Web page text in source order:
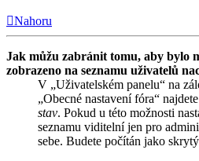
Nahoru
Jak můžu zabránit tomu, aby bylo
zobrazeno na seznamu uživatelů
V „Uživatelském panelu“ na
„Obecné nastavení fóra“
stav. Pokud u této možnosti
seznamu viditelní jen pro
sebe. Budete počítán jako